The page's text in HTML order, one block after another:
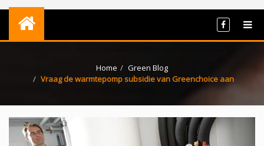
Home
Green Blog
Vraag de warmtepomp subsidie van Greenchoice aan